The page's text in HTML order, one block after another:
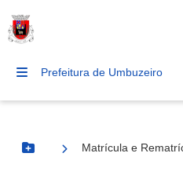
Prefeitura de Umbuzeiro
Botão Menu
Matrícula e